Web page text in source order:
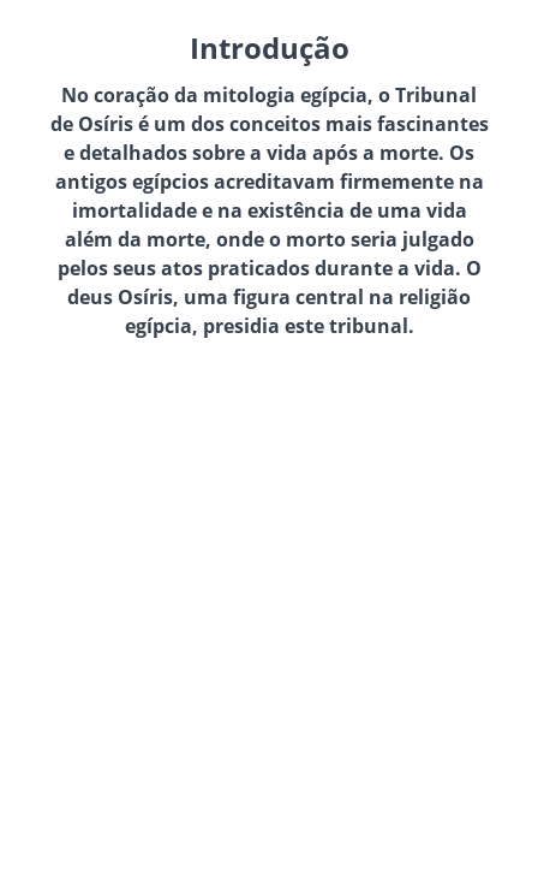
Introdução
No coração da mitologia egípcia, o Tribunal
de Osíris é um dos conceitos mais fascinantes
e detalhados sobre a vida após a morte. Os
antigos egípcios acreditavam firmemente na
imortalidade e na existência de uma vida
além da morte, onde o morto seria julgado
pelos seus atos praticados durante a vida. O
deus Osíris, uma figura central na religião
egípcia, presidia este tribunal.